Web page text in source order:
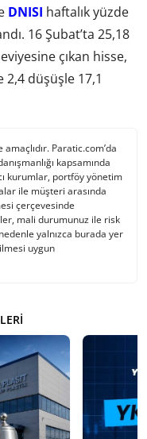
DNISI haftalık yüzde
16 Şubat’ta 25,18
çıkan hisse,
2,4 düşüşle 17,1
Paratic.com’da
kapsamında
kurumlar, portföy yönetim
ile müşteri arasında
çerçevesinde
mali durumunuz ile risk
yalnızca burada yer
uygun